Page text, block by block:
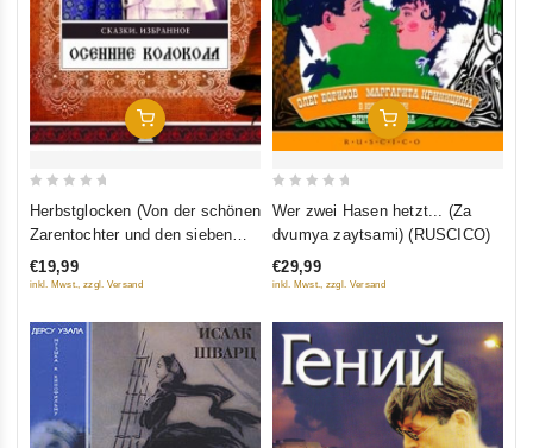
In Den Warenkorb
5
Herbstglocken (Von der schönen
Zarentochter und den sieben
Recken) (Osennije kolokola)
(RUSCICO)
€19,99
inkl. Mwst., zzgl. Versand
In Den Warenkorb
5
Wer zwei Hasen hetzt... (Za
dvumya zaytsami) (RUSCICO)
€29,99
inkl. Mwst., zzgl. Versand